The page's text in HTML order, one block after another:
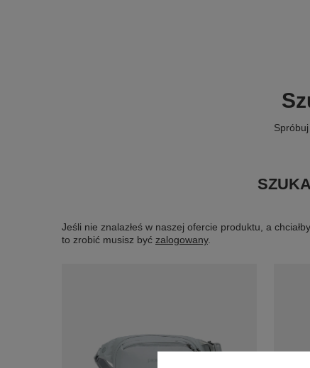
Jeśli nie znalazłeś w naszej ofercie produktu, a
to zrobić musisz być zalogowany.